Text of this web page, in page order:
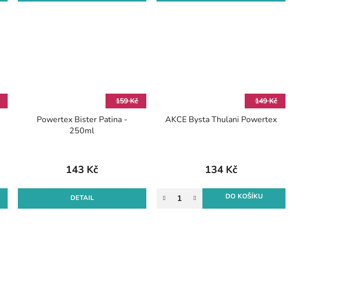
159 Kč
Powertex Bister Patina -
250ml
143 Kč
DETAIL
149 Kč
AKCE Bysta Thulani Powertex
134 Kč
DO KOŠÍKU